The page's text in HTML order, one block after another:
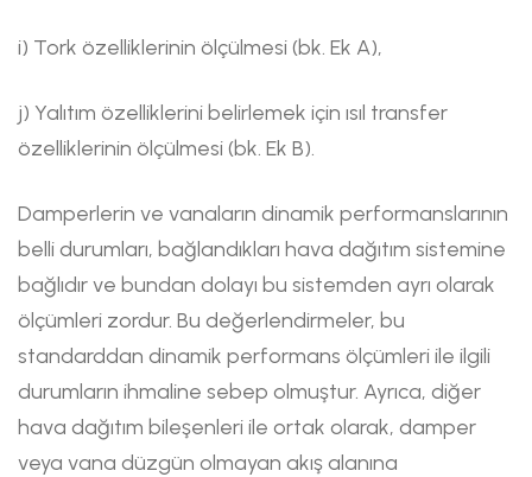
i) Tork özelliklerinin ölçülmesi (bk. Ek A),
j) Yalıtım özelliklerini belirlemek için ısıl transfer
özelliklerinin ölçülmesi (bk. Ek B).
Damperlerin ve vanaların dinamik performanslarının
belli durumları, bağlandıkları hava dağıtım sistemine
bağlıdır ve bundan dolayı bu sistemden ayrı olarak
ölçümleri zordur. Bu değerlendirmeler, bu
standarddan dinamik performans ölçümleri ile ilgili
durumların ihmaline sebep olmuştur. Ayrıca, diğer
hava dağıtım bileşenleri ile ortak olarak, damper
veya vana düzgün olmayan akış alanına